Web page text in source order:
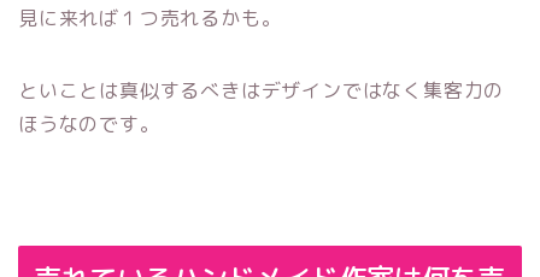
見に来れば１つ売れるかも。
といことは真似するべきはデザインではなく集客力の
ほうなのです。